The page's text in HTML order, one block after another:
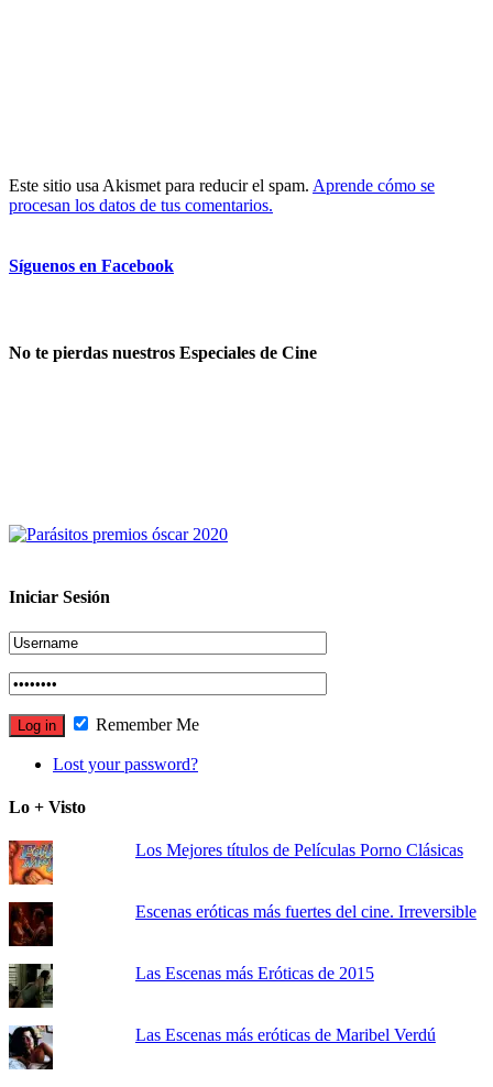
Este sitio usa Akismet para reducir el spam. Aprende cómo se
procesan los datos de tus comentarios.
Síguenos en Facebook
No te pierdas nuestros Especiales de Cine
Iniciar Sesión
Remember Me
Lost your password?
Lo + Visto
Los Mejores títulos de Películas Porno Clásicas
Escenas eróticas más fuertes del cine. Irreversible
Las Escenas más Eróticas de 2015
Las Escenas más eróticas de Maribel Verdú